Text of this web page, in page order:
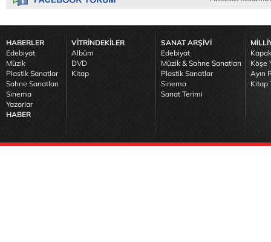
HABERLER
Edebiyat
Müzik
Plastik Sanatlar
Sahne Sanatları
Sinema
Yazarlar
HABER
VİTRİNDEKİLER
Albüm
DVD
Kitap
SANAT ARŞİVİ
Edebiyat
Müzik & Sahne Sanatları
Plastik Sanatlar
Sinema
Sanat Terimi
Köşe
Ayın
Kitap